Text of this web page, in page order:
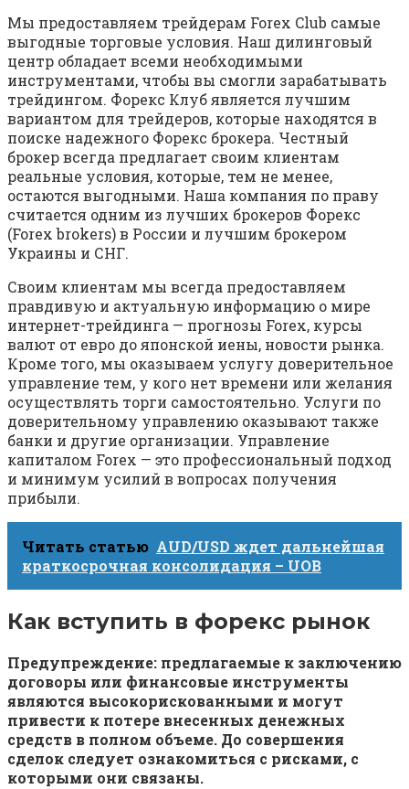
Мы предоставляем трейдерам Forex Club самые
выгодные торговые условия. Наш дилинговый
центр обладает всеми необходимыми
инструментами, чтобы вы смогли зарабатывать
трейдингом. Форекс Клуб является лучшим
вариантом для трейдеров, которые находятся в
поиске надежного Форекс брокера. Честный
брокер всегда предлагает своим клиентам
реальные условия, которые, тем не менее,
остаются выгодными. Наша компания по праву
считается одним из лучших брокеров Форекс
(Forex brokers) в России и лучшим брокером
Украины и СНГ.
Своим клиентам мы всегда предоставляем
правдивую и актуальную информацию о мире
интернет-трейдинга — прогнозы Forex, курсы
валют от евро до японской иены, новости рынка.
Кроме того, мы оказываем услугу доверительное
управление тем, у кого нет времени или желания
осуществлять торги самостоятельно. Услуги по
доверительному управлению оказывают также
банки и другие организации. Управление
капиталом Forex — это профессиональный подход
и минимум усилий в вопросах получения
прибыли.
Читать статью AUD/USD ждет дальнейшая
краткосрочная консолидация – UOB
Как вступить в форекс рынок
Предупреждение: предлагаемые к заключению
договоры или финансовые инструменты
являются высокорискованными и могут
привести к потере внесенных денежных
средств в полном объеме. До совершения
сделок следует ознакомиться с рисками, с
которыми они связаны.